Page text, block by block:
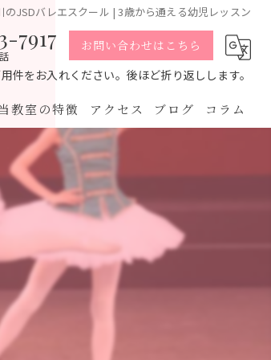
のJSDバレエスクール | 3歳から通える幼児レッスン
7917 お問い合わせはこちら
件をお入れください。後ほど折り返しします。
教室の特徴
幼児
小学生
高校生
大人
アクセス ブログ コラム